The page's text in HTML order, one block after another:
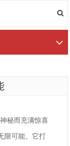
秘而充满惊喜
限可能。它打